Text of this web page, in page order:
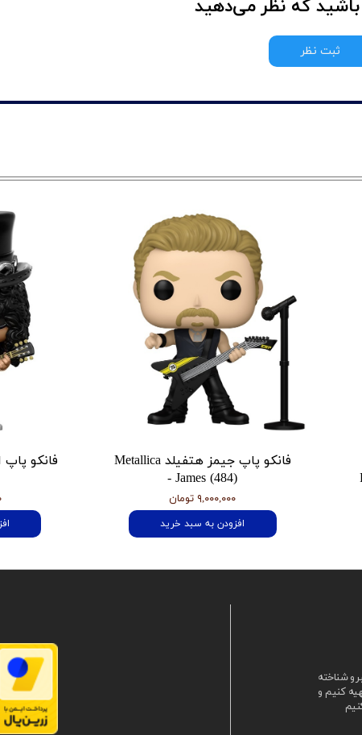
باشید که نظر می‌دهید
ثبت نظر
فانکو پاپ جیمز هتفیلد Metallica
- James (484)
۹,۰۰۰,۰۰۰ تومان
افزودن به سبد خرید
و شناخته
کنیم و